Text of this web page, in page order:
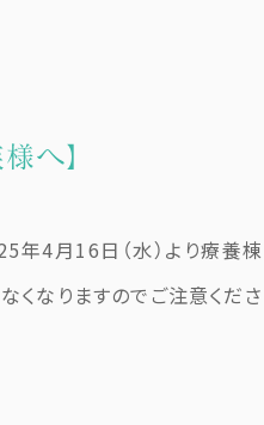
へ】
年4月16日（水）より療養
なりますのでご注意くだ